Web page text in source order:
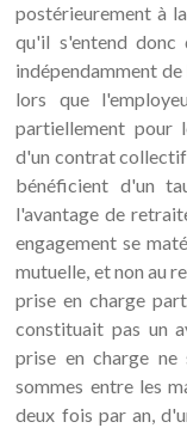
postérieurement à
qu'il s'entend donc
indépendamment
lors que
partiellement pour
d'un contrat collectif
bénéficient d'un
l'avantage de
engagement se
mutuelle, et non au
prise en charge
constituait pas un
prise en charge
sommes entre les
deux fois par an,